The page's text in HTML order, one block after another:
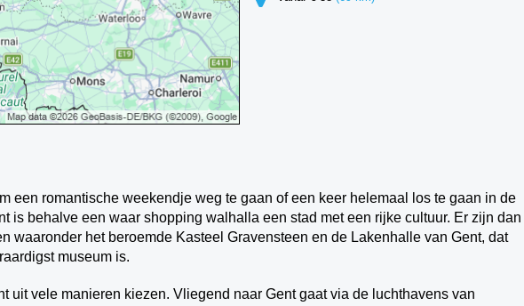
een romantische weekendje weg te gaan of een keer helemaal los te gaan in de
is behalve een waar shopping walhalla een stad met een rijke cultuur. Er zijn dan
waaronder het beroemde Kasteel Gravensteen en de Lakenhalle van Gent, dat
museum is.
uit vele manieren kiezen. Vliegend naar Gent gaat via de luchthavens van